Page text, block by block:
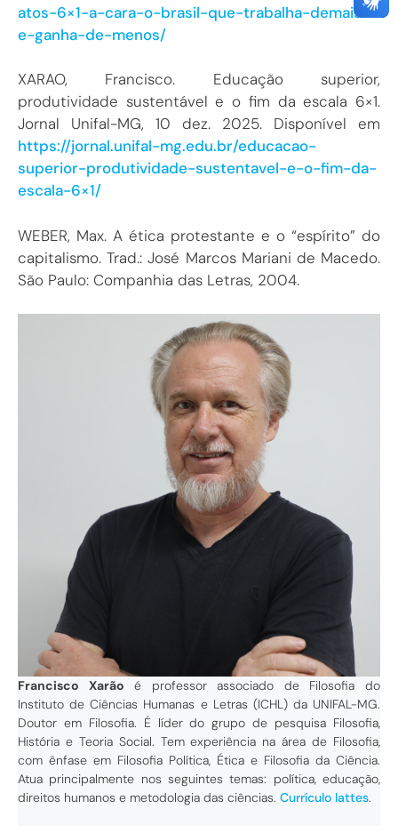
atos-6×1-a-cara-o-brasil-que-trabalha-demais-
e-ganha-de-menos/
XARAO, Francisco. Educação superior,
produtividade sustentável e o fim da escala 6×1.
Jornal Unifal-MG, 10 dez. 2025. Disponível em
https://jornal.unifal-mg.edu.br/educacao-
superior-produtividade-sustentavel-e-o-fim-da-
escala-6×1/
WEBER, Max. A ética protestante e o “espírito” do
capitalismo. Trad.: José Marcos Mariani de Macedo.
São Paulo: Companhia das Letras, 2004.
Francisco Xarão é professor associado de Filosofia do
Instituto de Ciências Humanas e Letras (ICHL) da UNIFAL-MG.
Doutor em Filosofia. É líder do grupo de pesquisa Filosofia,
História e Teoria Social. Tem experiência na área de Filosofia,
com ênfase em Filosofia Política, Ética e Filosofia da Ciência.
Atua principalmente nos seguintes temas: política, educação,
direitos humanos e metodologia das ciências. Currículo lattes.